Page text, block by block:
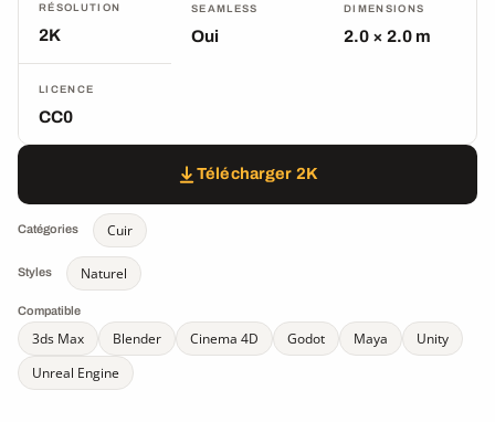
RÉSOLUTION
2K
SEAMLESS
Oui
DIMENSIONS
2.0 × 2.0 m
LICENCE
CC0
Télécharger 2K
Catégories Cuir
Styles Naturel
Compatible
3ds Max Blender Cinema 4D Godot Maya
Unity
Unreal Engine